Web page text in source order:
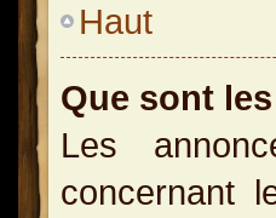
Haut
Que sont
Les
concernant